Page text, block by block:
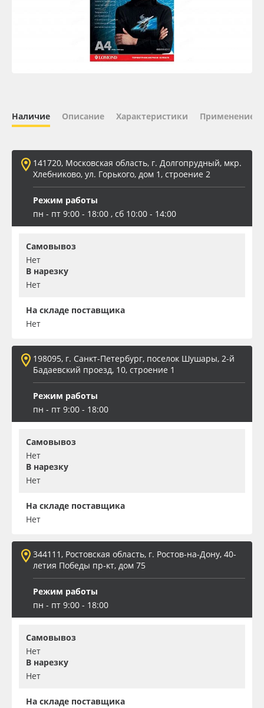
Вспененный ПВХ
Баннер
Наличие Описание Характеристики Применение
141720, Московская область, г. Долгопрудный, мкр.
Хлебниково, ул. Горького, дом 1, строение 2
Режим работы
пн - пт 9:00 - 18:00 , сб 10:00 - 14:00
Самовывоз
Нет
В нарезку
Нет
На складе поставщика
Нет
198095, г. Санкт-Петербург, поселок Шушары, 2-й
Бадаевский проезд, 10, строение 1
Режим работы
пн - пт 9:00 - 18:00
Самовывоз
Нет
В нарезку
Нет
На складе поставщика
Нет
344111, Ростовская область, г. Ростов-на-Дону, 40-
летия Победы пр-кт, дом 75
Режим работы
пн - пт 9:00 - 18:00
Самовывоз
Нет
В нарезку
Нет
На складе поставщика